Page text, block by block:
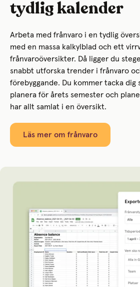
tydlig kalender
Arbeta med frånvaro i en tydlig
med en massa kalkylblad och ett
frånvaroöversikter. Då ligger du
snabbt utforska trender i frånvaro
förebyggande. Du kommer tacka dig
planera för årets semester och
har allt samlat i en översikt.
Läs mer om frånvaro